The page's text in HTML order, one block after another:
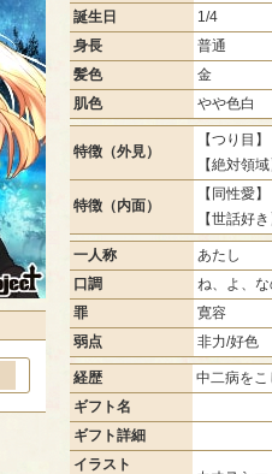
誕生日 1/4
身長
普通
髪色
金
肌色
やや色白
特徴（外見）
【つり目
【絶対領域
特徴（内面）
【同性愛
【世話好き
一人称 あたし
口調
ね、よ、
罪
寛容
弱点
非力/好色
経歴
中二病をこ
ギフト名
ギフト詳細
イラスト